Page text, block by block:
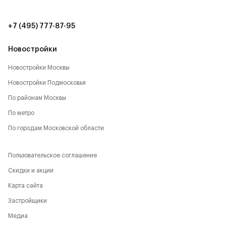
12 мин. до ТЦ Авиапарк (11 км)
Новостройки
Новостройки Москвы
Новостройки Подмосковья
По районам Москвы
По метро
По городам Московской области
+7 (495) 777-87-95
Пользовательское соглашение
Скидки и акции
Карта сайта
Застройщики
Медиа